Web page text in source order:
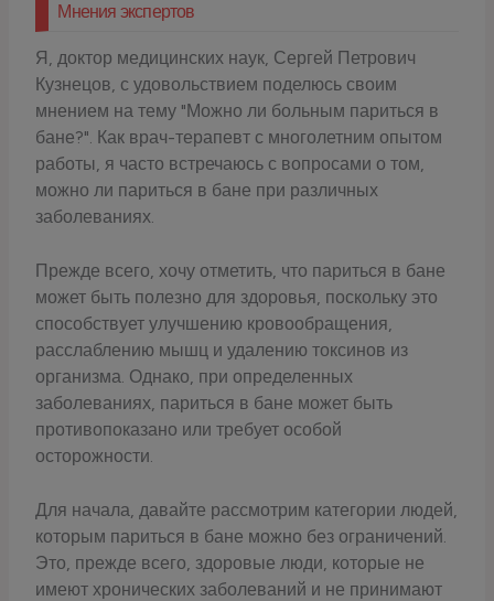
Мнения экспертов
Я, доктор медицинских наук, Сергей Петрович
Кузнецов, с удовольствием поделюсь своим
мнением на тему "Можно ли больным париться в
бане?". Как врач-терапевт с многолетним опытом
работы, я часто встречаюсь с вопросами о том,
можно ли париться в бане при различных
заболеваниях.
Прежде всего, хочу отметить, что париться в бане
может быть полезно для здоровья, поскольку это
способствует улучшению кровообращения,
расслаблению мышц и удалению токсинов из
организма. Однако, при определенных
заболеваниях, париться в бане может быть
противопоказано или требует особой
осторожности.
Для начала, давайте рассмотрим категории людей,
которым париться в бане можно без ограничений.
Это, прежде всего, здоровые люди, которые не
имеют хронических заболеваний и не принимают